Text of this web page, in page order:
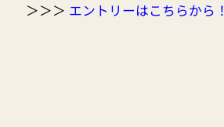
＞＞＞ エントリーはこちらから！